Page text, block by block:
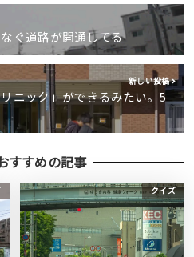
ぐ道路が開通してる
新しい投稿
ニック」ができるみたい。5
すすめの記事
クイズ